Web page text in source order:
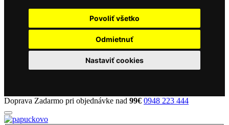
Povoliť všetko
Odmietnuť
Nastaviť cookies
Doprava Zadarmo pri objednávke nad 99€ 0948 223 444